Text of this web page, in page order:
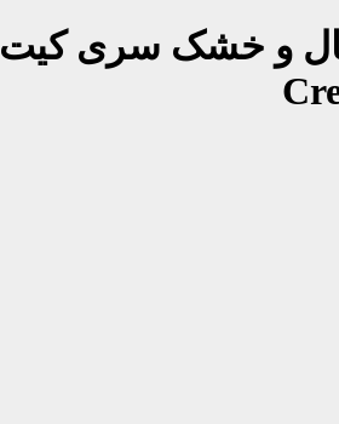
و خشک سری کیت